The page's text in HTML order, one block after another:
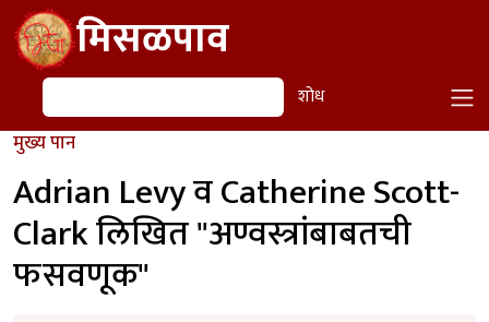
Skip to main contentमिसळपाव
शोध शोध
मुख्य पान
Adrian Levy व Catherine Scott-
Clark लिखित "अण्वस्त्रांबाबतची
फसवणूक"